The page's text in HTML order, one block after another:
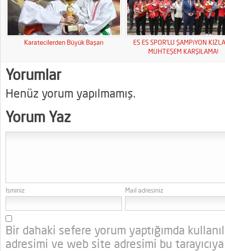
Karatecilerden Büyük Başarı
ES ES SPOR’LU ŞAMPiYON
MUHTEŞEM KARŞILAMA!
Yorumlar
Henüz yorum yapılmamış.
Yorum Yaz
İsminiz Mail adresiniz
Bir dahaki sefere yorum yaptığımda
adresimi ve web site adresimi bu